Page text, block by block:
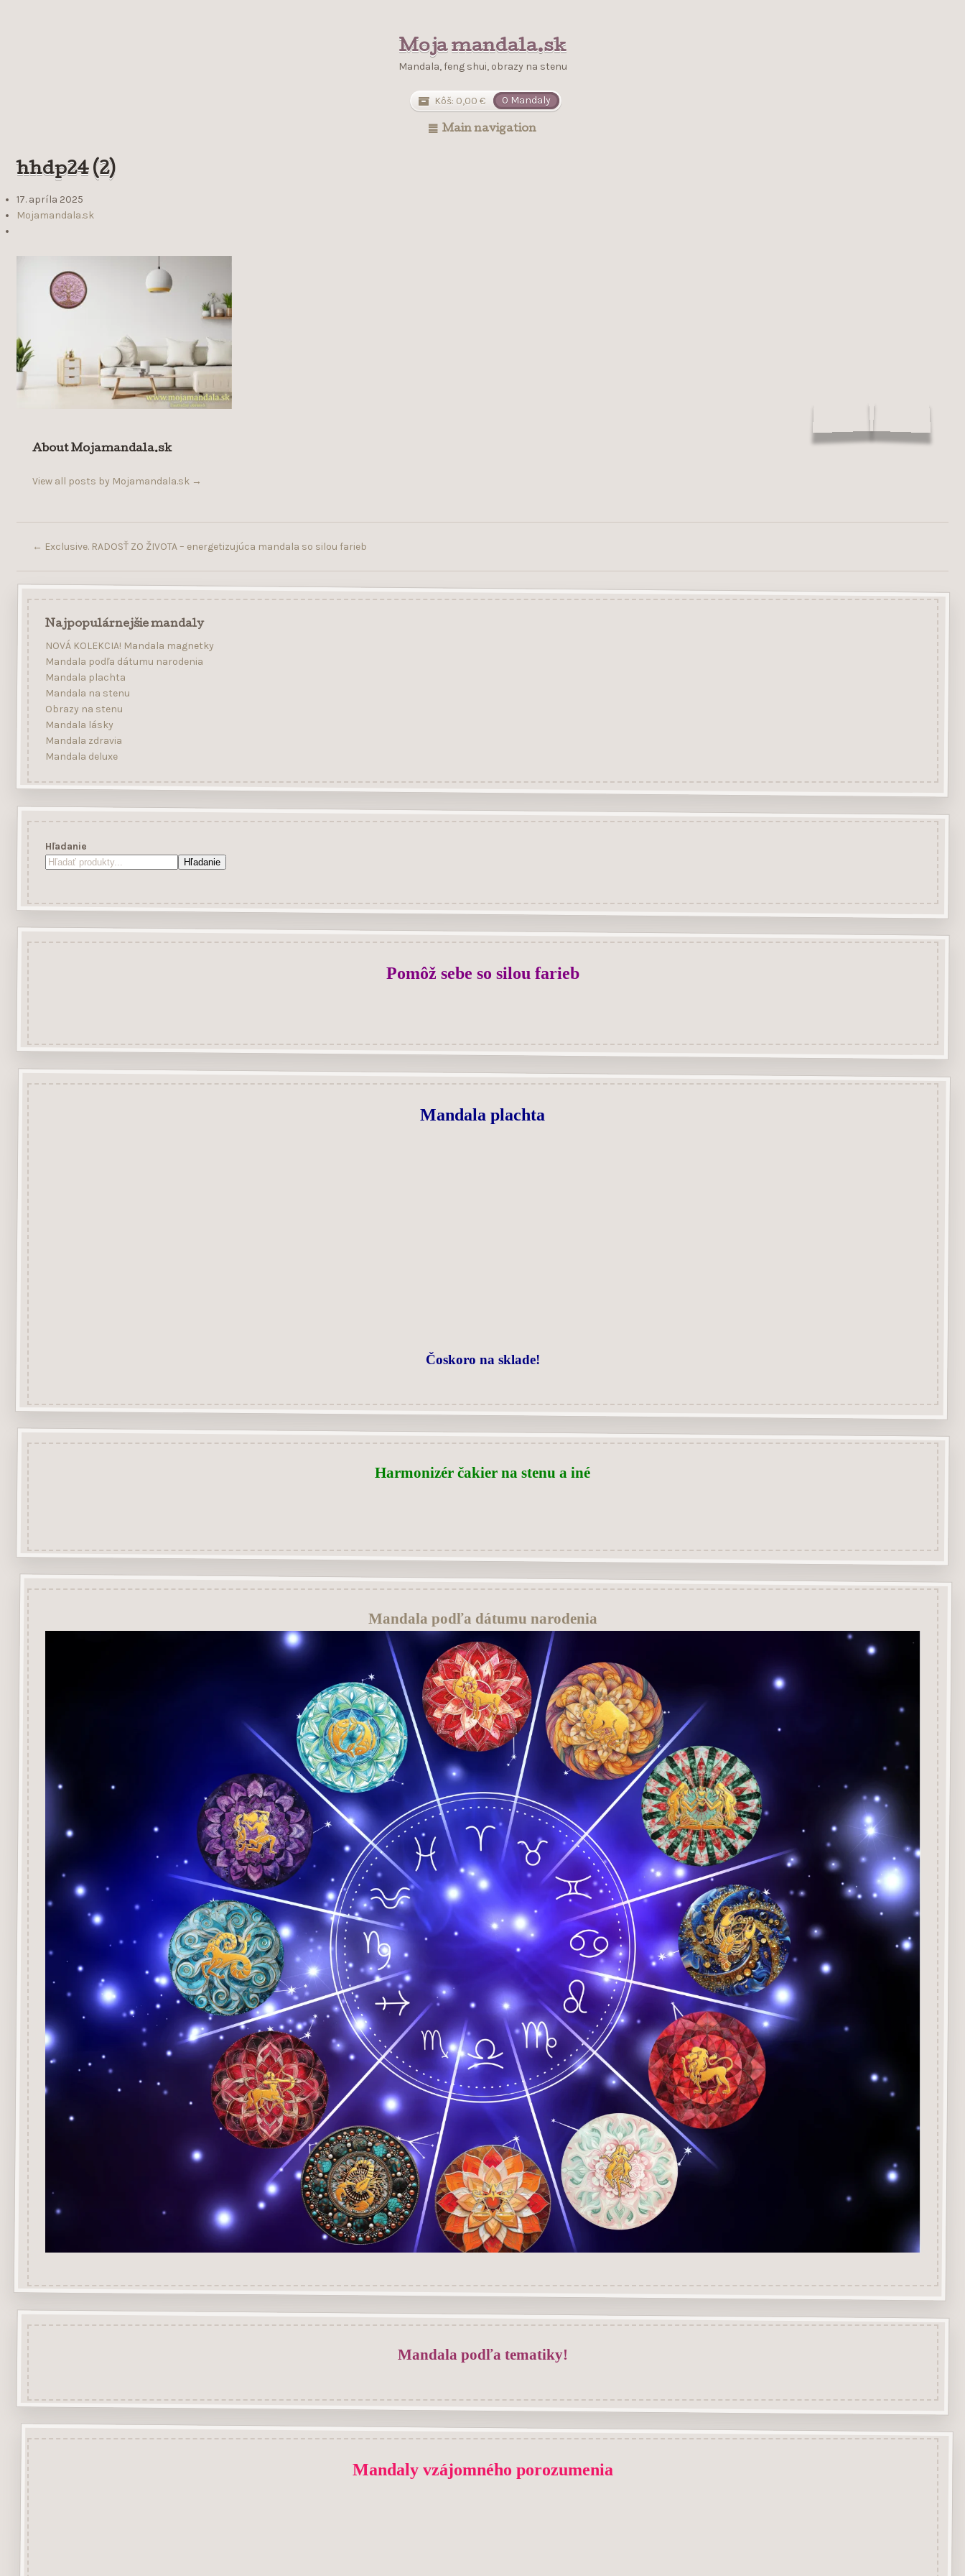
Moja mandala.sk
Mandala, feng shui, obrazy na stenu
Kôš: 0,00€ 0 Mandaly
Main navigation
hhdp24 (2)
17. apríla 2025
Mojamandala.sk
About Mojamandala.sk
View all posts by Mojamandala.sk →
← Exclusive. RADOSŤ ZO ŽIVOTA – energetizujúca mandala so silou farieb
Najpopulárnejšie mandaly
NOVÁ KOLEKCIA! Mandala magnetky
Mandala podľa dátumu narodenia
Mandala plachta
Mandala na stenu
Obrazy na stenu
Mandala lásky
Mandala zdravia
Mandala deluxe
Hľadanie
Hľadanie
Pomôž sebe so silou farieb
Mandala plachta
Čoskoro na sklade!
Harmonizér čakier na stenu a iné
Mandala podľa dátumu narodenia
Mandala podľa tematiky!
Mandaly vzájomného porozumenia